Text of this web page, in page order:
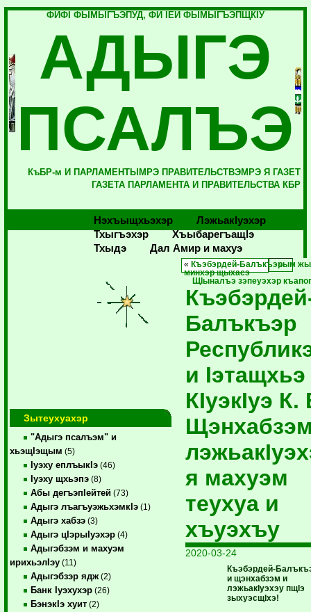
ФИФI ФЫМЫГЪЭПУД, ФИ IЕЙ ФЫМЫГЪЭПЩКIУ
АДЫГЭ
ПСАЛЪЭ
КъБР-м И ПАРЛАМЕНТЫМРЭ ПРАВИТЕЛЬСТВЭМРЭ Я ГАЗЕТ
ГАЗЕТА ПАРЛАМЕНТА И ПРАВИТЕЛЬСТВА КБР
Нэхъыщхьэхэр
Лэжьакlуэхэр
Тхыгъэхэр
Хъыбарегъащlэ
Тхыдэ
Дал Амир и махуэ
Зытеухуахэр
"Адыгэ псалъэм" и
хьэщIэщым (5)
Iуэху еплъыкIэ (46)
Iуэху щхьэпэ (8)
Абы дегъэпIейтей (73)
Адыгэ лъагъуэжьхэмкIэ (1)
Адыгэ хабзэ (3)
Адыгэ цIэрыIуэхэр (4)
Адыгэбзэм и махуэм
ирихьэлIэу (11)
Адыгэбзэр ядж (2)
Банк Iуэхухэр (26)
БэнэкIэ хуит (2)
« Къэбэрдей-Балъкъэрым
минхэр щыхасэ
ЩIыналъэ зэпеуэхэр
Балъкъэр
и Iэтащхьэ
КIуэкIуэ К.
я махуэм
теухуа и
хъуэхъу
2020-03-24
Къэбэрдей-
и щэнхабзэм и
лэжьакIуэхэу пщIэ
зыхуэсщIхэ!